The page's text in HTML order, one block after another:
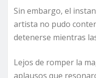
Sin embargo, el
artista no pudo
detenerse mientras
Lejos de romper la
aplausos que